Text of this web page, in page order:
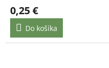
0,25 €
Do košíka